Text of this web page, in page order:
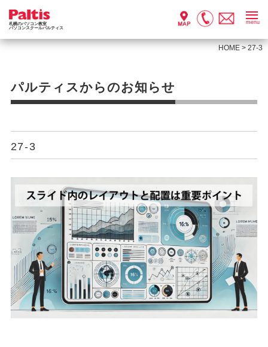
札幌のパソコン教室
パソコンスクールパルティス
menu
HOME >27-3
パルティスからのお知らせ
27-3